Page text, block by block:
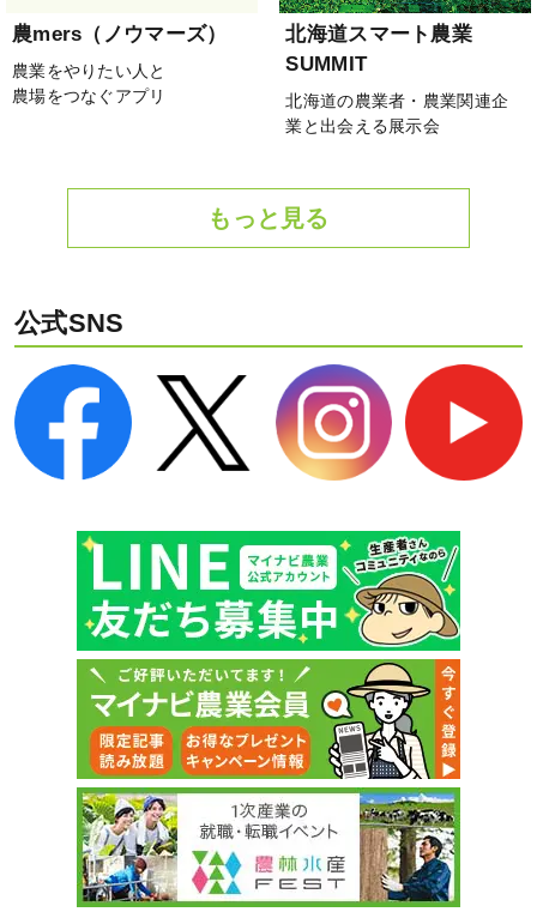
農mers（ノウマーズ）
農業をやりたい人と
農場をつなぐアプリ
北海道スマート農業
SUMMIT
北海道の農業者・農業関連企
業と出会える展示会
もっと見る
公式SNS